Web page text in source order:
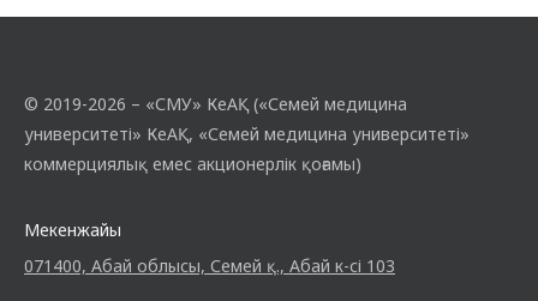
© 2019-2026 – «СМУ» КеАҚ («Семей медицина
университеті» КеАҚ, «Семей медицина университеті»
коммерциялық емес акционерлік қоғамы)
Мекенжайы
071400, Абай облысы, Семей қ., Абай к-сі 103